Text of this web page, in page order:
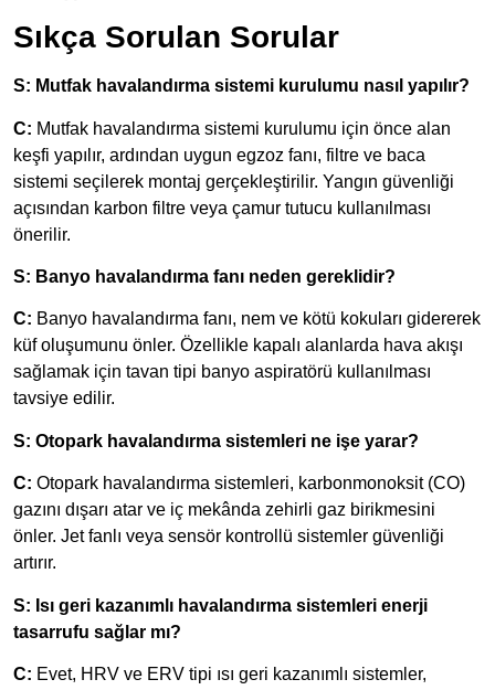
Sıkça Sorulan Sorular
S: Mutfak havalandırma sistemi kurulumu nasıl yapılır?
C: Mutfak havalandırma sistemi kurulumu için önce alan
keşfi yapılır, ardından uygun egzoz fanı, filtre ve baca
sistemi seçilerek montaj gerçekleştirilir. Yangın güvenliği
açısından karbon filtre veya çamur tutucu kullanılması
önerilir.
S: Banyo havalandırma fanı neden gereklidir?
C: Banyo havalandırma fanı, nem ve kötü kokuları gidererek
küf oluşumunu önler. Özellikle kapalı alanlarda hava akışı
sağlamak için tavan tipi banyo aspiratörü kullanılması
tavsiye edilir.
S: Otopark havalandırma sistemleri ne işe yarar?
C: Otopark havalandırma sistemleri, karbonmonoksit (CO)
gazını dışarı atar ve iç mekânda zehirli gaz birikmesini
önler. Jet fanlı veya sensör kontrollü sistemler güvenliği
artırır.
S: Isı geri kazanımlı havalandırma sistemleri enerji
tasarrufu sağlar mı?
C: Evet, HRV ve ERV tipi ısı geri kazanımlı sistemler,